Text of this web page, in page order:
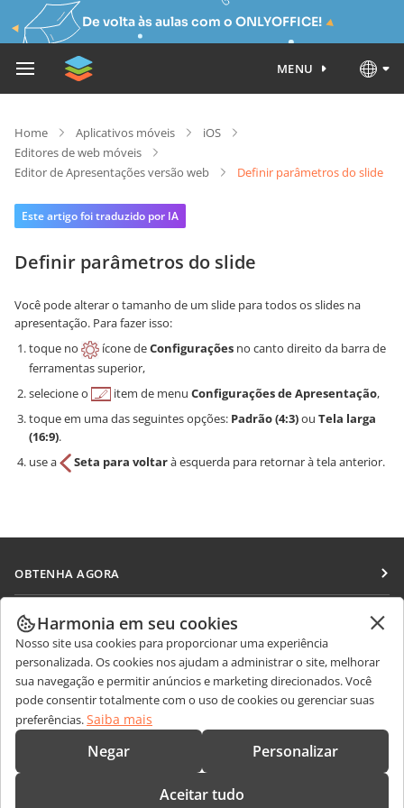
De volta às aulas com o ONLYOFFICE!
MENU
Home Aplicativos móveis
iOS
Editores de web móveis
Editor de Apresentações versão web
Definir parâmetros do slide
Este artigo foi traduzido por IA
Definir parâmetros do slide
Você pode alterar o tamanho de um slide para todos os slides na
apresentação. Para fazer isso:
toque no
ícone deConfigurações no canto direito da barra de
ferramentas superior,
selecione o
item de menu Configurações de Apresentação,
toque em uma das seguintes opções: Padrão (4:3)ou Tela larga
(16:9).
use a
Seta para voltarà esquerda para retornar à tela anterior.
OBTENHA AGORA
Docs
DocSpace
Workspace
Conectores
Aplicativos para desktop
Aplicativos móveis
COLABORAR
Para colaboradores
Para tradutores
Para influenciadores
Vagas
RECEBA NOTÍCIAS
Blog
OBTER AJUDA
Fórum
Cursos de treinamento
CONTATE-NOS
Perguntas sobre vendas
sales@onlyoffice.com
Harmonia em seu cookies
Nosso site usa cookies para proporcionar uma experiência
personalizada. Os cookies nos ajudam a administrar o site, melhorar
sua navegação e permitir anúncios e marketing direcionados. Você
pode consentir totalmente com o uso de cookies ou gerenciar suas
preferências.Saiba mais
Negar Personalizar
Aceitar tudo